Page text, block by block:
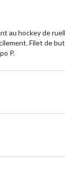
au hockey de
Filet de
P.